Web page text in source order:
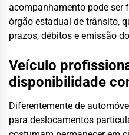
acompanhamento pode ser
órgão estadual de trânsito,
prazos, débitos e emissão
Veículo
disponibilidade
Diferentemente de
para deslocamentos